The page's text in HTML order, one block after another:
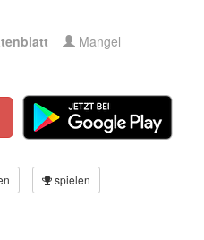
Mangel
spielen